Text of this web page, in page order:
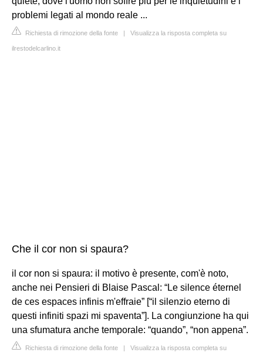
problemi legati al mondo reale ...
Richiesta di rimozione della fonte | Visualizza la risposta completa su
ilrestodelcarlino.it
Che il cor non si spaura?
il cor non si spaura: il motivo è presente, com'è noto,
anche nei Pensieri di Blaise Pascal: “Le silence éternel
de ces espaces infinis m'effraie” [“il silenzio eterno di
questi infiniti spazi mi spaventa”]. La congiunzione ha qui
una sfumatura anche temporale: “quando”, “non appena”.
Richiesta di rimozione della fonte | Visualizza la risposta completa su